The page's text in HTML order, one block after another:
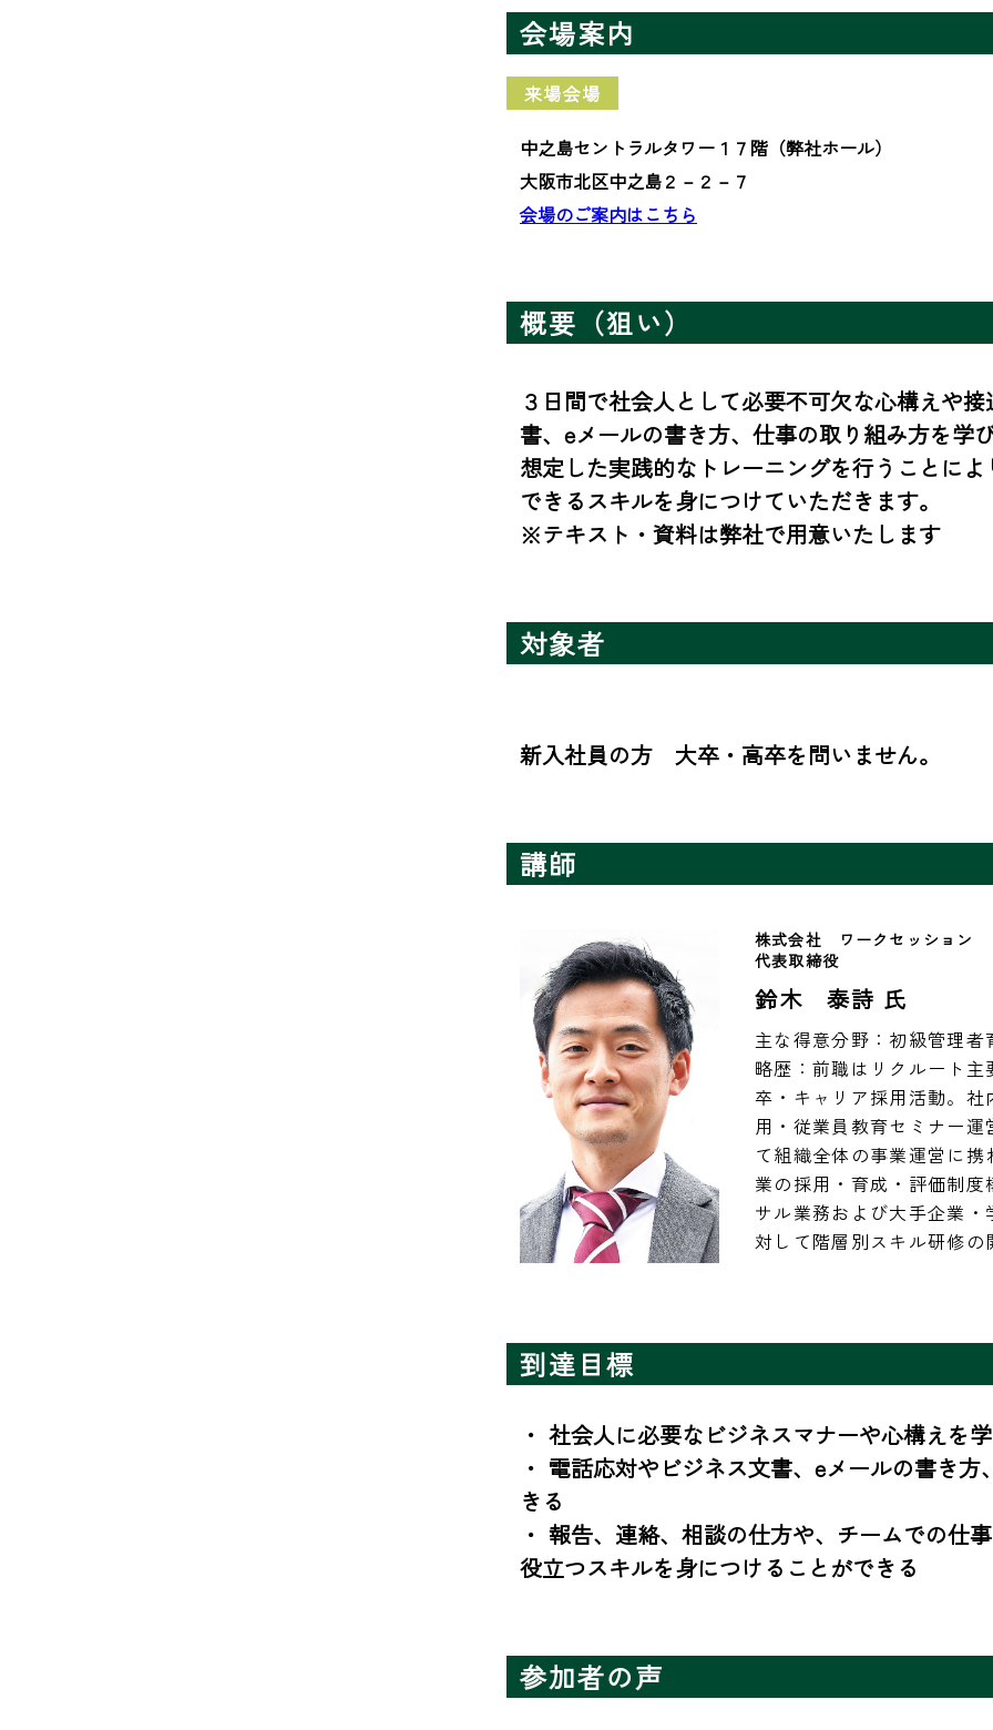
会場案内
来場会場
中之島セントラルタワー１７階（弊社ホール）
大阪市北区中之島２－２－７
会場のご案内はこちら
概要（狙い）
３日間で社会人として必要不可欠な心構えや
書、eメールの書き方、仕事の取り組み方を学
想定した実践的なトレーニングを行うことに
できるスキルを身につけていただきます。
※テキスト・資料は弊社で用意いたします
対象者
新入社員の方　大卒・高卒を問いません。
講師
株式会社　ワークセッション
代表取締役
鈴木 泰詩 氏
主な得意分野：初級管理
略歴：前職はリクルート
卒・キャリア採用活動。
用・従業員教育セミナー
て組織全体の事業運営に
業の採用・育成・評価制
サル業務および大手企業
対して階層別スキル研修
到達目標
・ 社会人に必要なビジネスマナーや心構えを
・ 電話応対やビジネス文書、eメールの書き
きる
・ 報告、連絡、相談の仕方や、チームでの仕
役立つスキルを身につけることができる
参加者の声